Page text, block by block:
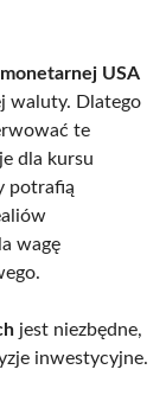
USA
waluty. Dlatego
te
dla kursu
potrafią
wagę
jest niezbędne,
inwestycyjne.